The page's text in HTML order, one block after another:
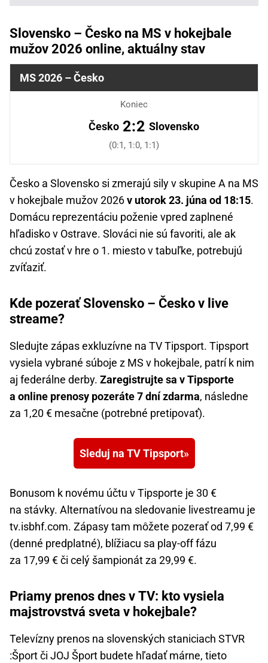
Slovensko – Česko na MS v hokejbale
mužov 2026 online, aktuálny stav
MS 2026 – Česko
Koniec
Česko 2:2 Slovensko
(0:1, 1:0, 1:1)
Česko a Slovensko si zmerajú sily v skupine A na MS
v hokejbale mužov 2026v utorok 23. júna od 18:15.
Domácu reprezentáciu poženie vpred zaplnené
hľadisko v Ostrave. Slováci nie sú favoriti, ale ak
chcú zostať v hre o 1. miesto v tabuľke, potrebujú
zvíťaziť.
Kde pozerať Slovensko – Česko v live
streame?
Sledujte zápas exkluzívne na TV Tipsport. Tipsport
vysiela vybrané súboje z MS v hokejbale, patrí k nim
aj federálne derby. Zaregistrujte sa v Tipsporte
a online prenosy pozeráte 7 dní zdarma, následne
za 1,20 € mesačne (potrebné pretipovať).
Sleduj na TV Tipsport
Bonusom k novému účtu v Tipsporte je 30 €
na stávky. Alternatívou na sledovanie livestreamu je
tv.isbhf.com. Zápasy tam môžete pozerať od 7,99 €
(denné predplatné), blížiacu sa play-off fázu
za 17,99 € či celý šampionát za 29,99 €.
Priamy prenos dnes v TV: kto vysiela
majstrovstvá sveta v hokejbale?
Televízny prenos na slovenských staniciach STVR
:Šport či JOJ Šport budete hľadať márne, tieto